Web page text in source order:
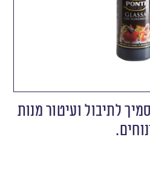
לתיבול ועיטור מנות